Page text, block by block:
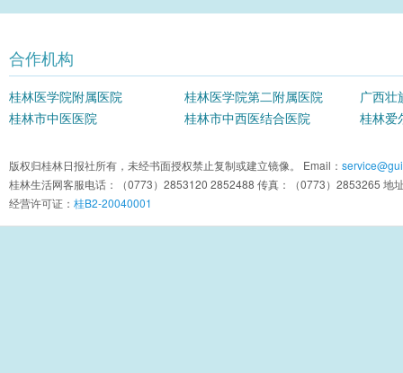
合作机构
桂林医学院附属医院 桂林医学院第二附属医院
广西壮
院
桂林市中医医院 桂林市中西医结合医院 桂林爱
版权归桂林日报社所有，未经书面授权禁止复制或建立镜像。 Email：
桂林生活网客服电话：（0773）2853120 2852488 传真：（0773）2853265 地
经营许可证： 桂B2-20040001